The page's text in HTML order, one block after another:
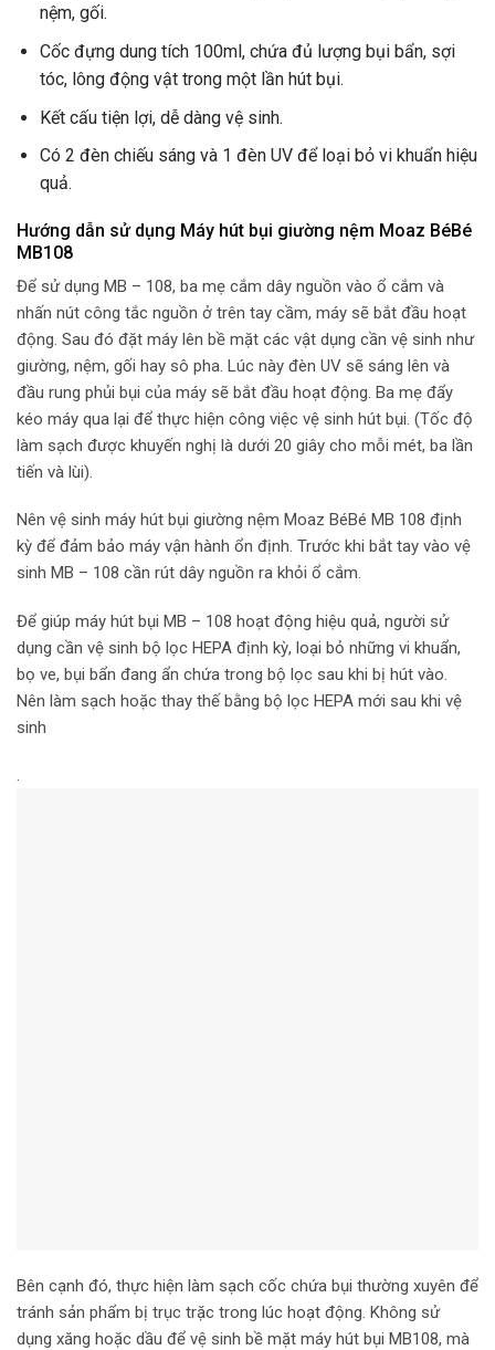
nệm, gối.
Cốc đựng dung tích 100ml, chứa đủ lượng bụi bẩn, sợi
tóc, lông động vật trong một lần hút bụi.
Kết cấu tiện lợi, dễ dàng vệ sinh.
Có 2 đèn chiếu sáng và 1 đèn UV để loại bỏ vi khuẩn hiệu
quả.
Hướng dẫn sử dụng Máy hút bụi giường nệm Moaz BéBé
MB108
Để sử dụng MB – 108, ba mẹ cắm dây nguồn vào ổ cắm và
nhấn nút công tắc nguồn ở trên tay cầm, máy sẽ bắt đầu hoạt
động. Sau đó đặt máy lên bề mặt các vật dụng cần vệ sinh như
giường, nệm, gối hay sô pha. Lúc này đèn UV sẽ sáng lên và
đầu rung phủi bụi của máy sẽ bắt đầu hoạt động. Ba mẹ đẩy
kéo máy qua lại để thực hiện công việc vệ sinh hút bụi. (Tốc độ
làm sạch được khuyến nghị là dưới 20 giây cho mỗi mét, ba lần
tiến và lùi).
Nên vệ sinh máy hút bụi giường nệm Moaz BéBé MB 108 định
kỳ để đảm bảo máy vận hành ổn định. Trước khi bắt tay vào vệ
sinh MB – 108 cần rút dây nguồn ra khỏi ổ cắm.
Để giúp máy hút bụi MB – 108 hoạt động hiệu quả, người sử
dụng cần vệ sinh bộ lọc HEPA định kỳ, loại bỏ những vi khuẩn,
bọ ve, bụi bẩn đang ẩn chứa trong bộ lọc sau khi bị hút vào.
Nên làm sạch hoặc thay thế bằng bộ lọc HEPA mới sau khi vệ
sinh
.
Bên cạnh đó, thực hiện làm sạch cốc chứa bụi thường xuyên để
tránh sản phẩm bị trục trặc trong lúc hoạt động. Không sử
dụng xăng hoặc dầu để vệ sinh bề mặt máy hút bụi MB108, mà